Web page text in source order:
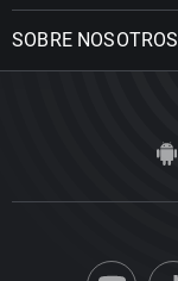
SOBRE NOSOTROS